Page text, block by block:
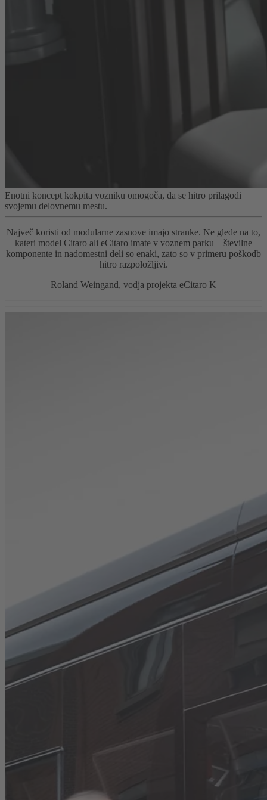
Enotni koncept kokpita vozniku omogoča, da se hitro prilagodi
svojemu delovnemu mestu.
Največ koristi od modularne zasnove imajo stranke. Ne glede na to,
kateri model Citaro ali eCitaro imate v voznem parku – številne
komponente in nadomestni deli so enaki, zato so v primeru poškodb
hitro razpoložljivi.
Roland Weingand, vodja projekta eCitaro K